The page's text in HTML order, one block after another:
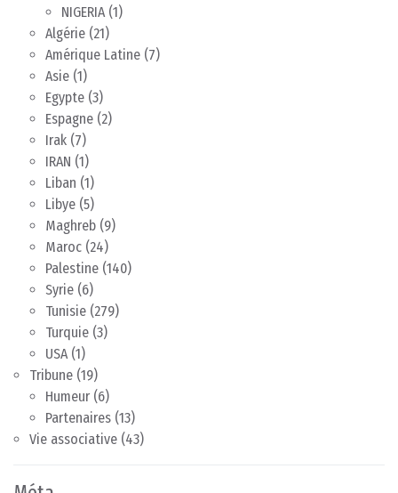
NIGERIA(1)
Algérie (21)
Amérique Latine (7)
Asie (1)
Egypte (3)
Espagne (2)
Irak (7)
IRAN (1)
Liban (1)
Libye (5)
Maghreb (9)
Maroc (24)
Palestine (140)
Syrie (6)
Tunisie (279)
Turquie (3)
USA(1)
Tribune (19)
Humeur (6)
Partenaires (13)
Vie associative (43)